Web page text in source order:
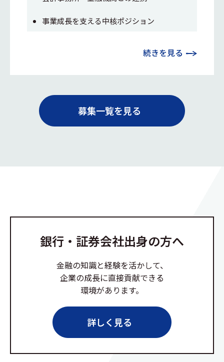
事業成長を支える中核ポジション
続きを見る
募集一覧を見る
銀行・証券会社出身の方へ
金融の知識と経験を活かして、
企業の成長に直接貢献できる
環境があります。
詳しく見る